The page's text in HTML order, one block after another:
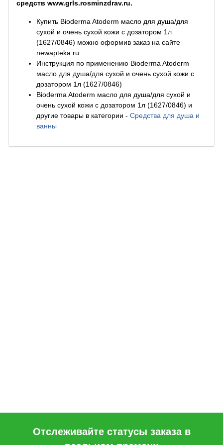
средств www.grls.rosminzdrav.ru.
Купить Bioderma Atoderm масло для душа/для
сухой и очень сухой кожи с дозатором 1л
(1627/0846) можно оформив заказ на сайте
newapteka.ru.
Инструкция по применению Bioderma Atoderm
масло для душа/для сухой и очень сухой кожи с
дозатором 1л (1627/0846)
Bioderma Atoderm масло для душа/для сухой и
очень сухой кожи с дозатором 1л (1627/0846) и
другие товары в категории - Средства для душа и
ванны
Отслеживайте статусы заказа в